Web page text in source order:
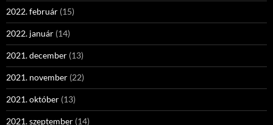
2022. február (15)
2022. január (14)
2021. december (13)
2021. november (22)
2021. október (13)
2021. szeptember (14)